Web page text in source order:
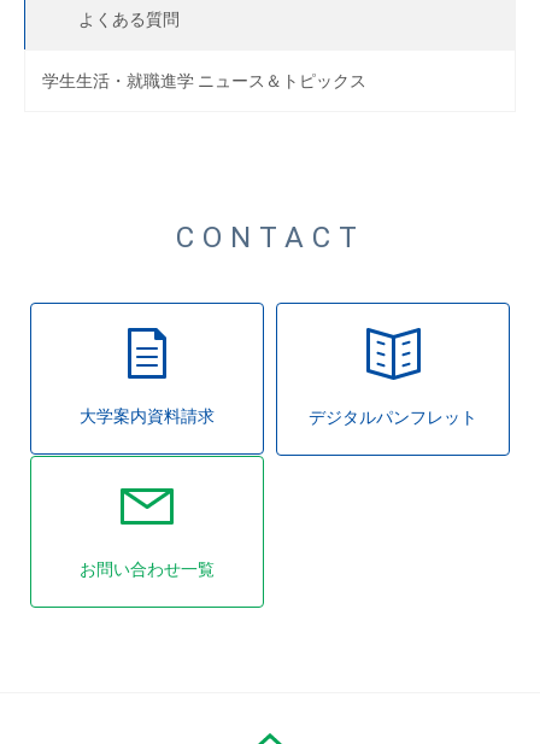
よくある質問
学生生活・就職進学 ニュース＆トピックス
CONTACT
大学案内資料請求 デジタルパンフレット
お問い合わせ一覧